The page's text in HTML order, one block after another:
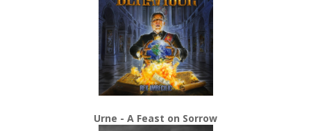
Urne - A Feast on Sorrow